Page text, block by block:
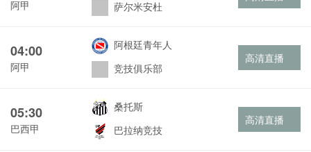
阿甲
萨尔米安杜
04:00
阿甲
阿根廷青年人
竞技俱乐部
高清直播
05:30
巴西甲
桑托斯
巴拉纳竞技
高清直播